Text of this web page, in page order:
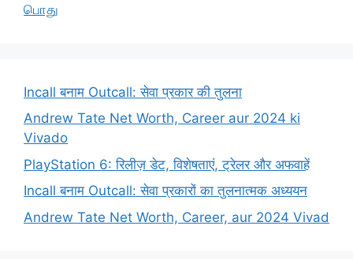
பொது
Incall बनाम Outcall: सेवा प्रकार की तुलना
Andrew Tate Net Worth, Career aur 2024 ki
Vivado
PlayStation 6: रिलीज़ डेट, विशेषताएं, ट्रेलर और अफवाहें
Incall बनाम Outcall: सेवा प्रकारों का तुलनात्मक अध्ययन
Andrew Tate Net Worth, Career, aur 2024 Vivad